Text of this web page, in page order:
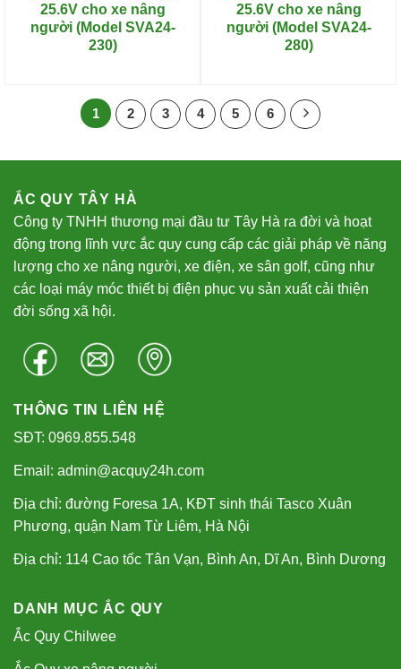
25.6V cho xe nâng
người (Model SVA24-
230)
25.6V cho xe nâng
người (Model SVA24-
280)
1 2 3 4 5 6
ẮC QUY TÂY HÀ
Công ty TNHH thương mại đầu tư Tây Hà ra đời và hoạt
động trong lĩnh vực ắc quy cung cấp các giải pháp về năng
lượng cho xe nâng người, xe điện, xe sân golf, cũng như
các loại máy móc thiết bị điện phục vụ sản xuất cải thiện
đời sống xã hội.
THÔNG TIN LIÊN HỆ
SĐT: 0969.855.548
Email: admin@acquy24h.com
Địa chỉ: đường Foresa 1A, KĐT sinh thái Tasco Xuân
Phương, quận Nam Từ Liêm, Hà Nội
Địa chỉ: 114 Cao tốc Tân Vạn, Bình An, Dĩ An, Bình Dương
DANH MỤC ẮC QUY
Ắc Quy Chilwee